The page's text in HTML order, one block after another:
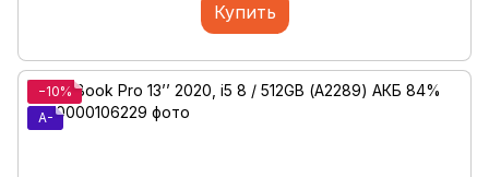
Купить
−10%
A-